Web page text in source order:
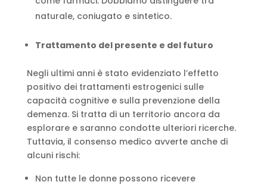
naturale, coniugato e sintetico.
Trattamento del presente e del futuro
Negli ultimi anni è stato evidenziato l’effetto
positivo dei trattamenti estrogenici sulle
capacità cognitive e sulla prevenzione della
demenza. Si tratta di un territorio ancora da
esplorare e saranno condotte ulteriori ricerche.
Tuttavia, il consenso medico avverte anche di
alcuni rischi:
Non tutte le donne possono ricevere